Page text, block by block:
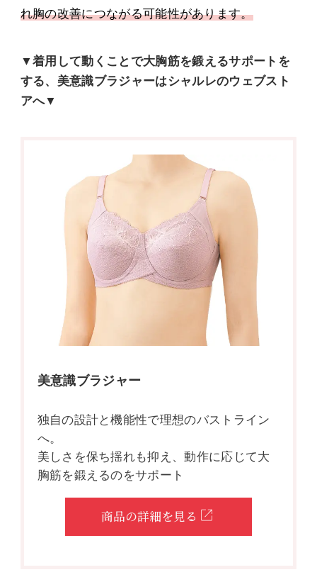
れ胸の改善につながる可能性があります。
▼着用して動くことで大胸筋を鍛えるサポートを
する、美意識ブラジャーはシャルレのウェブスト
アへ▼
美意識ブラジャー
独自の設計と機能性で理想のバストライン
へ。
美しさを保ち揺れも抑え、動作に応じて大
胸筋を鍛えるのをサポート
商品の詳細を見る